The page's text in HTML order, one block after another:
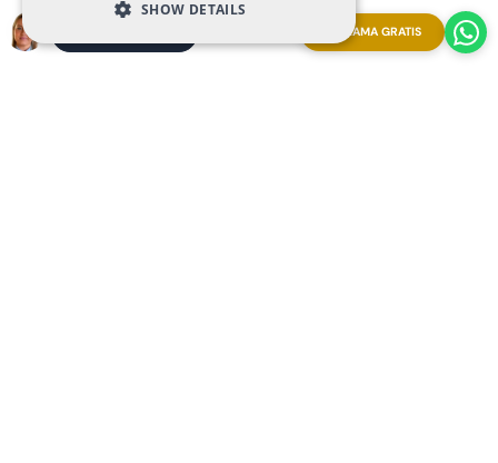
LLAMA GRATIS
SHOW DETAILS